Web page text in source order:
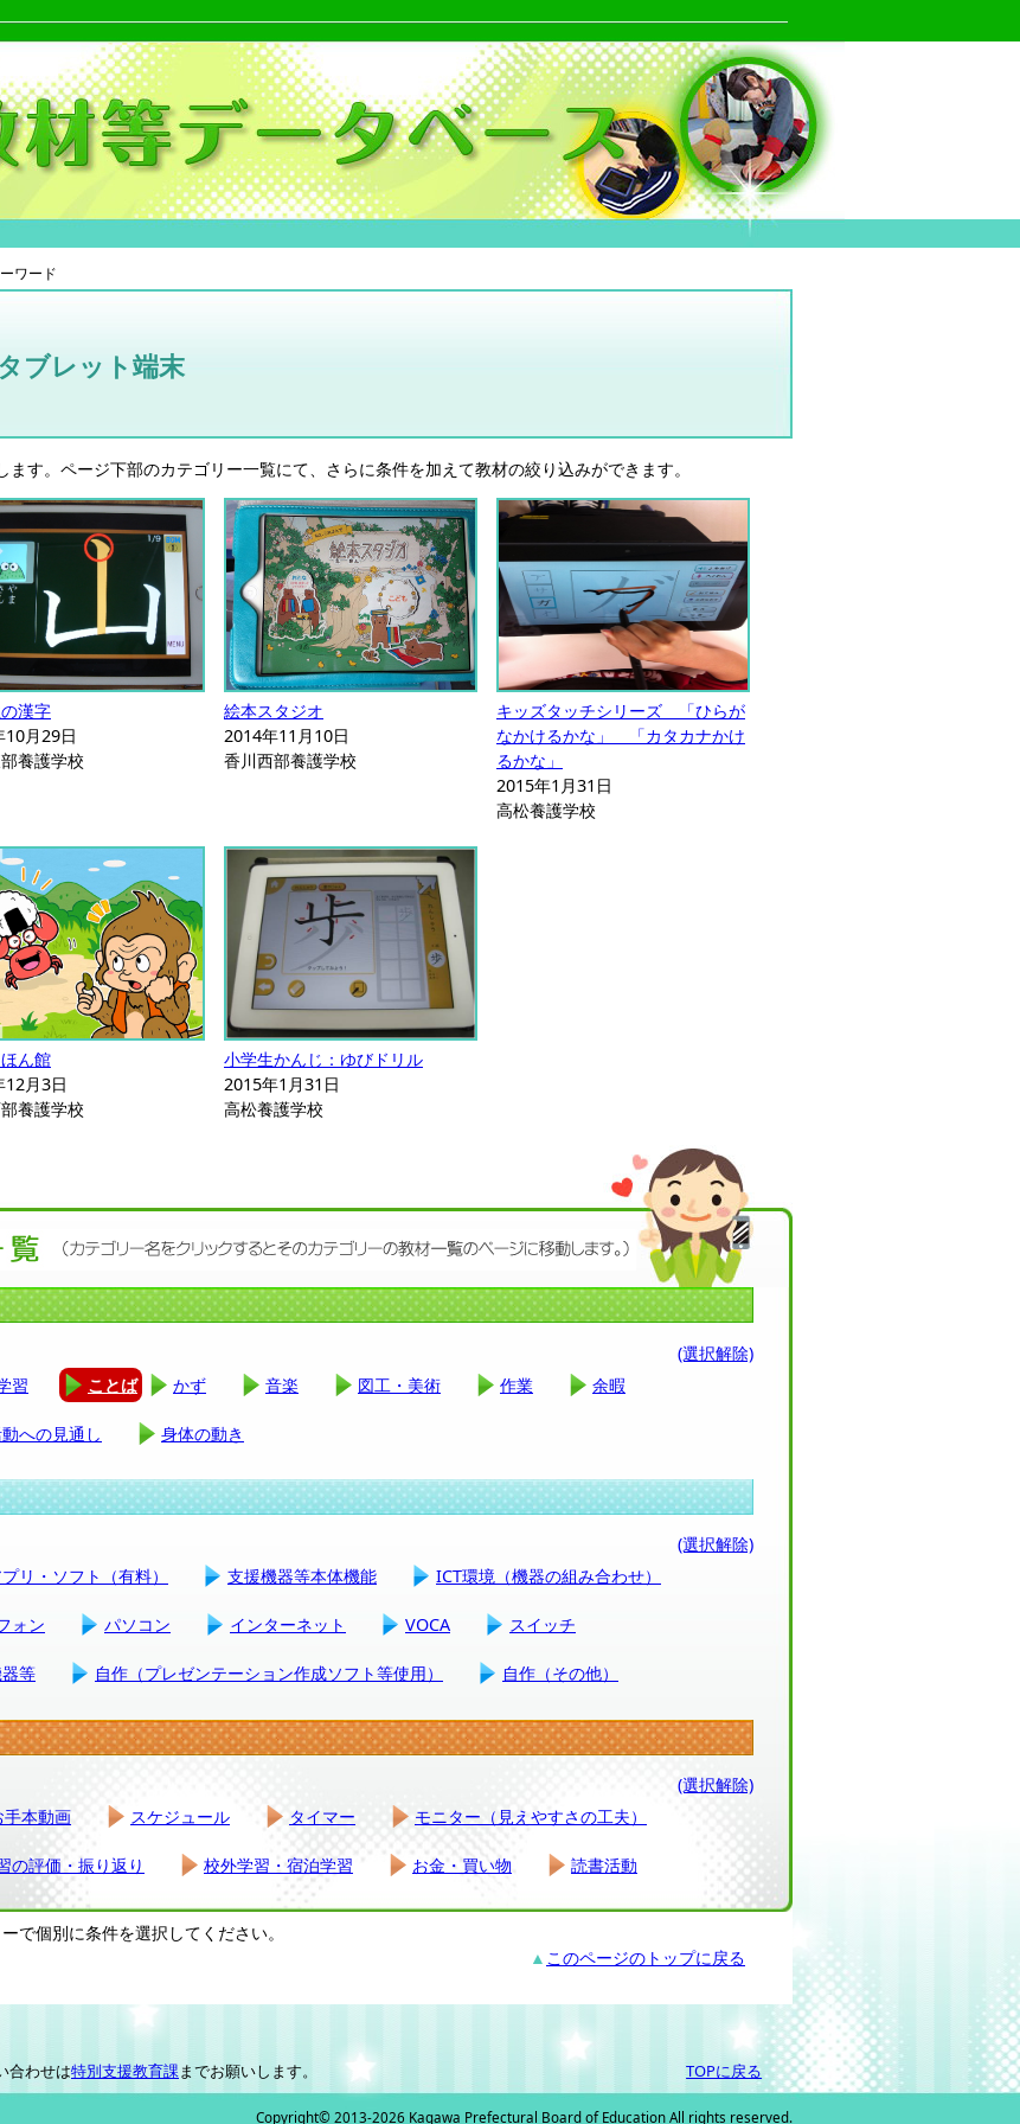
ワード
ブレット端末
す。ページ下部のカテゴリー一覧にて、さらに条件を加えて教材の絞り込みができます。
漢字
10月29日
養護学校
絵本スタジオ
2014年11月10日
香川西部養護学校
キッズタッチシリーズ 「ひらが
なかけるかな」 「カタカナかけ
るかな」
2015年1月31日
高松養護学校
ん館
月3日
養護学校
小学生かんじ：ゆびドリル
2015年1月31日
高松養護学校
(選択解除)
習 ことば かず 音楽 図工・美術 作業 余暇
への見通し 身体の動き
(選択解除)
リ・ソフト（有料） 支援機器等本体機能 ICT環境（機器の組み合わせ）
ォン パソコン インターネット VOCA スイッチ
等 自作（プレゼンテーション作成ソフト等使用） 自作（その他）
(選択解除)
手本動画 スケジュール タイマー モニター（見えやすさの工夫）
の評価・振り返り 校外学習・宿泊学習 お金・買い物 読書活動
で個別に条件を選択してください。
▲ このページのトップに戻る
合わせは特別支援教育課 までお願いします。 TOPに戻る
Copyright© 2013-2026 Kagawa Prefectural Board of Education All rights reserved.